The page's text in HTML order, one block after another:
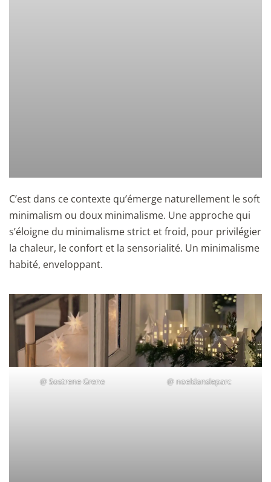
C’est dans ce contexte qu’émerge naturellement le soft
minimalism ou doux minimalisme. Une approche qui
s’éloigne du minimalisme strict et froid, pour privilégier
la chaleur, le confort et la sensorialité. Un minimalisme
habité, enveloppant.
@Sostrene Grene @noeldansleparc